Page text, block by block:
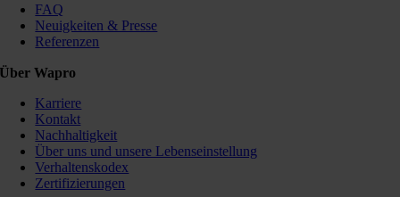
FAQ
Neuigkeiten & Presse
Referenzen
Über Wapro
Karriere
Kontakt
Nachhaltigkeit
Über uns und unsere Lebenseinstellung
Verhaltenskodex
Zertifizierungen